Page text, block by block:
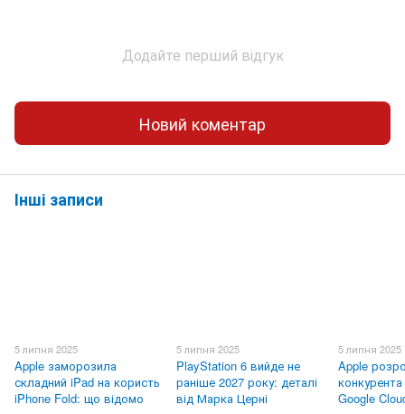
Додайте перший відгук
Новий коментар
Інші записи
5 липня 2025
Apple заморозила
складний iPad на користь
iPhone Fold: що відомо
5 липня 2025
PlayStation 6 вийде не
раніше 2027 року: деталі
від Марка Церні
5 липня 2025
Apple
Google